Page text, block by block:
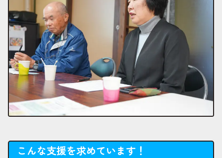
こんな支援を求めています！